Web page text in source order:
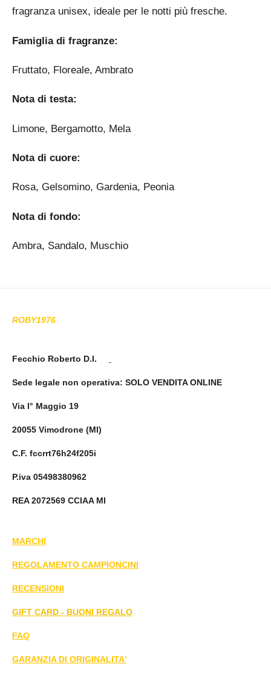
lfragranza unisex, ideale per le notti più fresche.
Famiglia di fragranze:
Fruttato, Floreale, Ambrato
Nota di testa:
Limone, Bergamotto, Mela
Nota di cuore:
Rosa, Gelsomino, Gardenia, Peonia
Nota di fondo:
Ambra, Sandalo, Muschio
ROBY1976
Fecchio Roberto D.I.
Sede legale non operativa: SOLO VENDITA ONLINE
Via I° Maggio 19
20055 Vimodrone (MI)
C.F. fccrrt76h24f205i
P.iva 05498380962
REA 2072569 CCIAA MI
MARCHI
REGOLAMENTO CAMPIONCINI
RECENSIONI
GIFT CARD - BUONI REGALO
FAQ
GARANZIA DI ORIGINALITA'